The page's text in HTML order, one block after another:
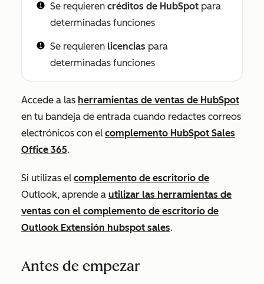
Se requieren créditos de HubSpot para
determinadas funciones
Se requieren licencias para
determinadas funciones
Accede a las herramientas de ventas de HubSpot
en tu bandeja de entrada cuando redactes correos
electrónicos con el complemento HubSpot Sales
Office 365.
Si utilizas el complemento de escritorio de
Outlook, aprende a utilizar las herramientas de
ventas con el complemento de escritorio de
Outlook Extensión hubspot sales.
Antes de empezar